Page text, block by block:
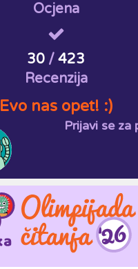
Ocjena
30 / 423
Recenzija
Evo nas opet! :)
Prijavi se